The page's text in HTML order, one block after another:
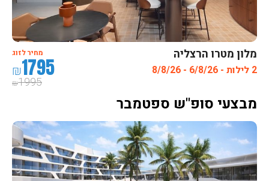
מלון מטרו הרצליה
2 לילות - 6/8/26 - 8/8/26
מחיר לזוג
₪1795
₪1995
מבצעי סופ"ש ספטמבר